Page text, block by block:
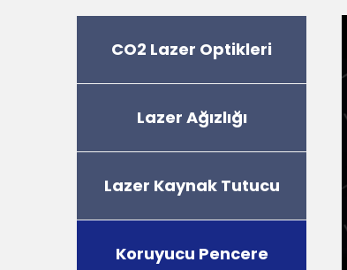
CO2 Lazer Optikleri
Lazer Ağızlığı
Lazer Kaynak Tutucu
Koruyucu Pencere